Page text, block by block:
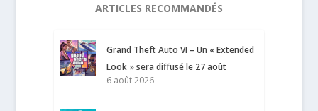
ARTICLES RECOMMANDÉS
Grand Theft Auto VI – Un « Extended
Look » sera diffusé le 27 août
6 août 2026